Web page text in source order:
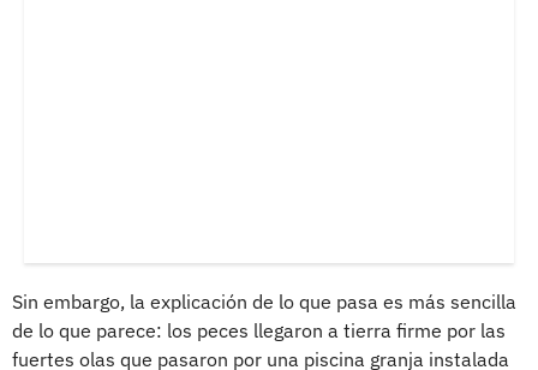
Sin embargo, la explicación de lo que pasa es más sencilla
de lo que parece: los peces llegaron a tierra firme por las
fuertes olas que pasaron por una piscina granja instalada